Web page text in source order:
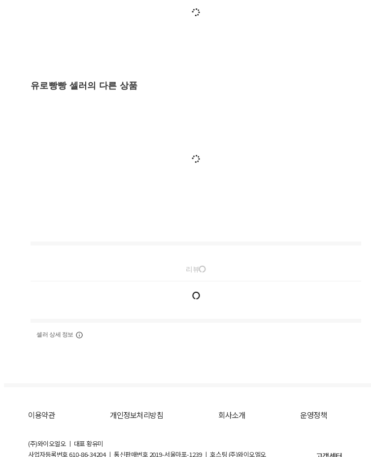
유로빵빵 셀러의 다른 상품
리뷰
셀러 상세 정보
이용약관 개인정보처리방침 회사소개 운영정책
(주)와이오엘오 ㅣ 대표 황유미
사업자등록번호610-86-34204ㅣ 통신판매번호 2019-서울마포-1239 ㅣ 호스팅 (주)와이오엘오